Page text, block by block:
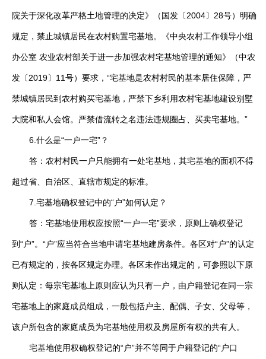
院关于深化改革严格土地管理的决定》（国发〔2004〕28号）明确
规定，禁止城镇居民在农村购置宅基地。《中央农村工作领导小组
办公室 农业农村部关于进一步加强农村宅基地管理的通知》（中农
发〔2019〕11号）要求，“宅基地是农村村民的基本居住保障，严
禁城镇居民到农村购买宅基地，严禁下乡利用农村宅基地建设别墅
大院和私人会馆。严禁借流转之名违法违规圈占、买卖宅基地。”
6.什么是“一户一宅”？
答：农村村民一户只能拥有一处宅基地，其宅基地的面积不得
超过省、自治区、直辖市规定的标准。
7.宅基地确权登记中的“户”如何认定？
答：宅基地使用权应按照“一户一宅”要求，原则上确权登记
到“户”。“户”应当符合当地申请宅基地建房条件。各区对“户”的认定
已有规定的，按各区规定办理。各区未作出规定的，可参照以下原
则认定：每宗宅基地上原则应认为只有一户，由户籍登记在同一宗
宅基地上的家庭成员组成，一般包括户主、配偶、子女、父母等，
该户所包含的家庭成员为宅基地使用权及房屋所有权的共有人。
宅基地使用权确权登记的“户”并不等同于户籍登记的“户口